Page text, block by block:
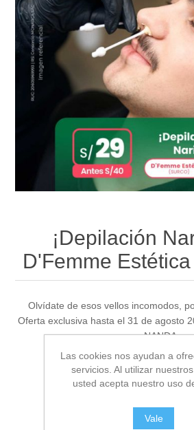
¡Depilación
D'Femme
Olvídate de esos vellos incomodos,
Oferta exclusiva hasta el 31 de agosto
en NANDA
Sea el primero en revisar
Las cookies nos ayudan a
servicios. Al utilizar nuestros
usted acepta nuestro uso
Vale